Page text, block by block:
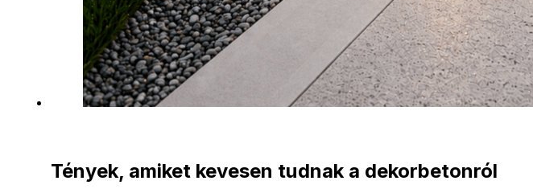
Tények, amiket kevesen tudnak a dekorbetonról